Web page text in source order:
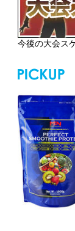
今後の大会ス